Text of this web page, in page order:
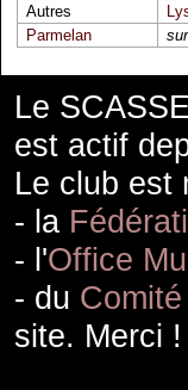
Autres
Parmelan
Le
est actif
Le club est
- la
- l'Office
- du
site. Merci !